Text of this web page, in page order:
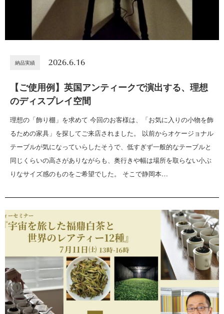
納品実績 2026.6.16
【ご使用例】英国アンティークで演出する、理想
のディスプレイ空間
理想の「飾り棚」を求めて 今回のお客様は、「お気に入りの小物を飾
るための家具」を探してご来店されました。 以前からオケージョナル
テーブルが気になっていらしたそうで、低すぎず一般的なテーブルと
同じくらいの高さがありながらも、奥行きや幅は場所を取らない小ぶ
りなサイズ感のものをご希望でした。 そこで静岡本…